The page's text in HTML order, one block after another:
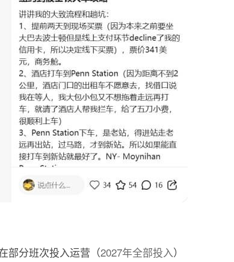
部分班次投入运营（2027年全部投入）